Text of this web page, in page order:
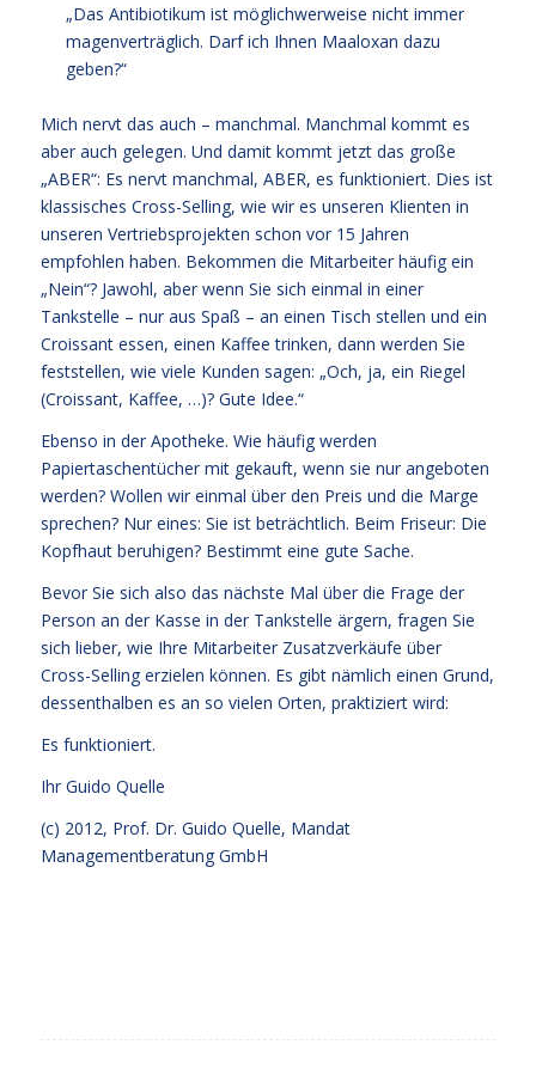
„Das Antibiotikum ist möglichwerweise nicht immer
magenverträglich. Darf ich Ihnen Maaloxan dazu
geben?“
Mich nervt das auch – manchmal. Manchmal kommt es
aber auch gelegen. Und damit kommt jetzt das große
„ABER“: Es nervt manchmal, ABER, es funktioniert. Dies ist
klassisches Cross-Selling, wie wir es unseren Klienten in
unseren Vertriebsprojekten schon vor 15 Jahren
empfohlen haben. Bekommen die Mitarbeiter häufig ein
„Nein“? Jawohl, aber wenn Sie sich einmal in einer
Tankstelle – nur aus Spaß – an einen Tisch stellen und ein
Croissant essen, einen Kaffee trinken, dann werden Sie
feststellen, wie viele Kunden sagen: „Och, ja, ein Riegel
(Croissant, Kaffee, …)? Gute Idee.“
Ebenso in der Apotheke. Wie häufig werden
Papiertaschentücher mit gekauft, wenn sie nur angeboten
werden? Wollen wir einmal über den Preis und die Marge
sprechen? Nur eines: Sie ist beträchtlich. Beim Friseur: Die
Kopfhaut beruhigen? Bestimmt eine gute Sache.
Bevor Sie sich also das nächste Mal über die Frage der
Person an der Kasse in der Tankstelle ärgern, fragen Sie
sich lieber, wie Ihre Mitarbeiter Zusatzverkäufe über
Cross-Selling erzielen können. Es gibt nämlich einen Grund,
dessenthalben es an so vielen Orten, praktiziert wird:
Es funktioniert.
Ihr Guido Quelle
(c) 2012, Prof. Dr. Guido Quelle, Mandat
Managementberatung GmbH